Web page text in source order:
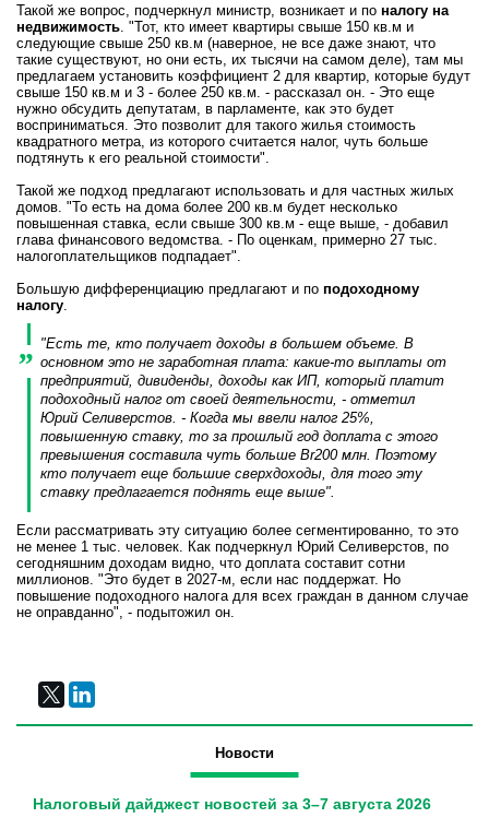
Такой же вопрос, подчеркнул министр, возникает и по налогу на
недвижимость . "Тот, кто имеет квартиры свыше 150 кв.м и
следующие свыше 250 кв.м (наверное, не все даже знают, что
такие существуют, но они есть, их тысячи на самом деле), там мы
предлагаем установить коэффициент 2 для квартир, которые будут
свыше 150 кв.м и 3 - более 250 кв.м. - рассказал он. - Это еще
нужно обсудить депутатам, в парламенте, как это будет
восприниматься. Это позволит для такого жилья стоимость
квадратного метра, из которого считается налог, чуть больше
подтянуть к его реальной стоимости".
Такой же подход предлагают использовать и для частных жилых
домов. "То есть на дома более 200 кв.м будет несколько
повышенная ставка, если свыше 300 кв.м - еще выше, - добавил
глава финансового ведомства. - По оценкам, примерно 27 тыс.
налогоплательщиков подпадает".
Большую дифференциацию предлагают и по подоходному
налогу
"Есть те, кто получает доходы в большем объеме. В
основном это не заработная плата: какие-то выплаты от
предприятий, дивиденды, доходы как ИП, который платит
подоходный налог от своей деятельности, - отметил
Юрий Селиверстов. - Когда мы ввели налог 25%,
повышенную ставку, то за прошлый год доплата с этого
превышения составила чуть больше Br200 млн. Поэтому
кто получает еще большие сверхдоходы, для того эту
ставку предлагается поднять еще выше".
Если рассматривать эту ситуацию более сегментированно, то это
не менее 1 тыс. человек. Как подчеркнул Юрий Селиверстов, по
сегодняшним доходам видно, что доплата составит сотни
миллионов. "Это будет в 2027-м, если нас поддержат. Но
повышение подоходного налога для всех граждан в данном случае
не оправданно", - подытожил он.
Новости
Налоговый дайджест новостей за 3–7 августа 2026